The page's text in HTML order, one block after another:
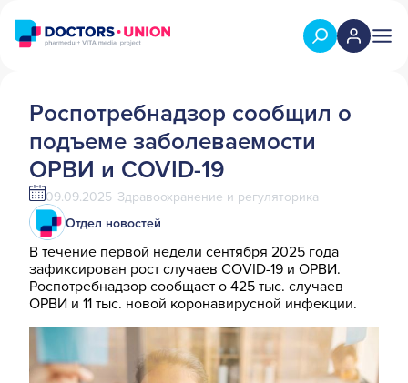
Роспотребнадзор сообщил о
подъеме заболеваемости
ОРВИ и COVID-19
09.09.2025 Здравоохранение и регуляторика
Отдел новостей
В течение первой недели сентября 2025 года
зафиксирован рост случаев COVID-19 и ОРВИ.
Роспотребнадзор сообщает о 425 тыс. случаев
ОРВИ и 11 тыс. новой коронавирусной инфекции.